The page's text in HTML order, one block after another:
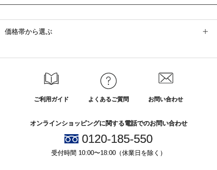
価格帯から選ぶ
ご利用ガイド よくあるご質問 お問い合わせ
オンラインショッピングに関する電話でのお問い合わせ
0120-185-550
受付時間 10:00〜18:00（休業日を除く）